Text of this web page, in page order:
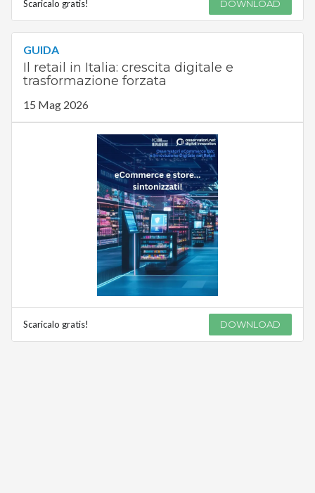
Scaricalo gratis! DOWNLOAD
GUIDA
Il retail in Italia: crescita digitale e
trasformazione forzata
15 Mag 2026
Scaricalo gratis! DOWNLOAD